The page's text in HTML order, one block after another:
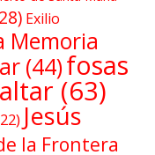
Exilio
Memoria
(44)fosas
(63)
Jesús
la Frontera